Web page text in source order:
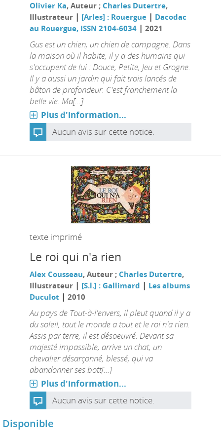
Olivier Ka, Auteur ; Charles Dutertre,
Illustrateur | [Arles] : Rouergue| Dacodac
au Rouergue, ISSN 2104-6034| 2021
Gus est un chien, un chien de campagne. Dans
la maison où il habite, il y a des humains qui
s'occupent de lui : Douce, Petite, Jeu et Grogne.
Il y a aussi un jardin qui fait trois lancés de
bâton de profondeur. C'est franchement la
belle vie. Ma[...]
Plus d'information...
Aucun avis sur cette notice.
texte imprimé
Le roi qui n'a rien
Alex Cousseau, Auteur ; Charles Dutertre,
Illustrateur | [S.l.] : Gallimard | Les albums
Duculot | 2010
Au pays de Tout-à-l'envers, il pleut quand il y a
du soleil, tout le monde a tout et le roi n'a rien.
Assis par terre, il est désoeuvré. Devant sa
majesté impassible, arrive un chat, un
chevalier désarçonné, blessé, qui va
abandonner ses bott[...]
Plus d'information...
Aucun avis sur cette notice.
Disponible